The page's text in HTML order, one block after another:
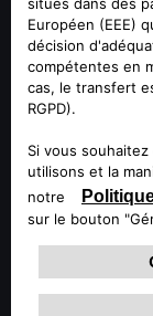
où nos idées
réalité.
L'édition 2023
véhicules,
le concours : La
"voitures
Stelvio a
SUV/véhicules
résultat